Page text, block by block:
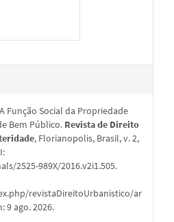
Função Social da Propriedade
Bem Público. Revista de Direito
, Florianopolis, Brasil, v. 2,
2525-989X/2016.v2i1.505.
revistaDireitoUrbanistico/ar
9 ago. 2026.